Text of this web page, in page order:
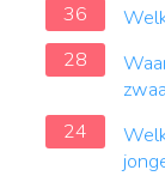
36
28
24